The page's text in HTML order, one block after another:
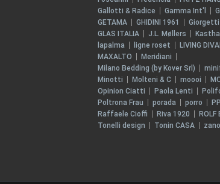
Gallotti & Radice
Gamma Int'l
GETAMA
GHIDINI 1961
Giorgetti
GLAS ITALIA
J.L. Møllers
lapalma
ligne roset
LIVING
MAXALTO
Meridiani
Milano Bedding (by Kover Srl)
Minotti
Molteni & C moooi
Opinion Ciatti
Paola Lenti
Poltrona Frau
porada porro
Raffaele Cioffi
Riva 1920
ROLF
Tonelli design
Tonin CASA